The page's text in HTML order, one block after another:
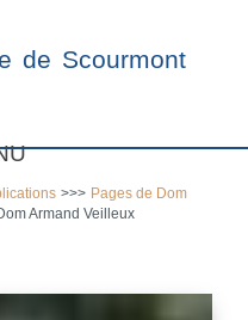
de Scourmont
>>> Pages de Dom
Armand Veilleux